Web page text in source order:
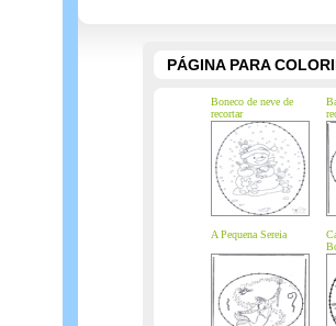
PÁGINA PARA
Boneco de neve de
recortar
A Pequena Sereia